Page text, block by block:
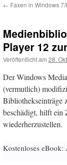
← Faxen in Windows 7/
Player 12
Veröffentlicht am 28.
Der Windows
(vermutlich)
Bibliothekseinträge
beschädigt, hilft ein
wiederherzustellen.
Kostenloses eBook: